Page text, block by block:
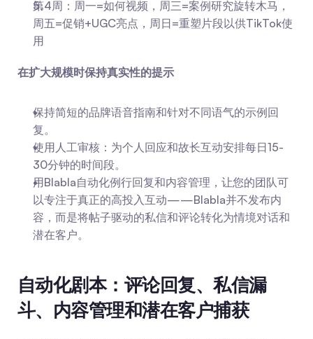
第4周：周一=如何视频，周三=案例研究旋转木马，
周五=促销+UGC亮点，周日=重塑片段以供TikTok使
用
在扩大规模时保持真实性的提示
保持简短的品牌语音指南和针对不同语气的示例回
复。
使用人工审核：为个人回应和故长互动安排每日15-
30分钟的时间段。
用Blabla自动化例行回复和内容管理，让您的团队可
以专注于真正的高投入互动——Blabla并不发布内
容，而是将帖子驱动的私信和评论转化为情境对话和
潜在客户。
自动化剧本：评论回复、私信漏
斗、内容管理和潜在客户捕获